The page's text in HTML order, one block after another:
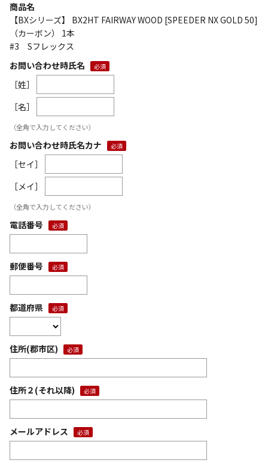
商品名
【BXシリーズ】 BX2HT FAIRWAY WOOD [SPEEDER NX GOLD 50]
（カーボン） 1本
#3 Sフレックス
お問い合わせ時氏名
［姓］
［名］
（全角で入力してください）
お問い合わせ時氏名カナ
［セイ］
［メイ］
（全角で入力してください）
電話番号
郵便番号
都道府県
住所(郡市区)
住所２(それ以降)
メールアドレス